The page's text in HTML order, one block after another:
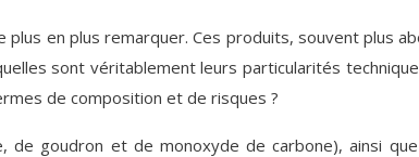
en plus remarquer. Ces produits, souvent plus
sont véritablement leurs particularités
de composition et de risques ?
goudron et de monoxyde de carbone), ainsi